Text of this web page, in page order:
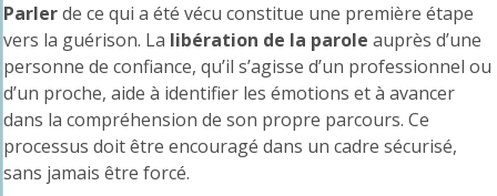
Parlerde ce qui a été vécu constitue une première étape
vers la guérison. La libération de la parole auprès d’une
personne de confiance, qu’il s’agisse d’un professionnel ou
d’un proche, aide à identifier les émotions et à avancer
dans la compréhension de son propre parcours. Ce
processus doit être encouragé dans un cadre sécurisé,
sans jamais être forcé.